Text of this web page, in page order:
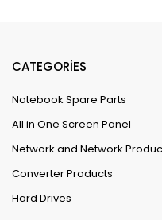
CATEGORİES
Notebook Spare Parts
All in One Screen Panel
Network and Network
Converter Products
Hard Drives